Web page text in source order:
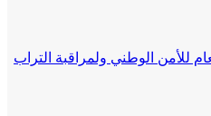
للأمن الوطني ولمراقبة التراب